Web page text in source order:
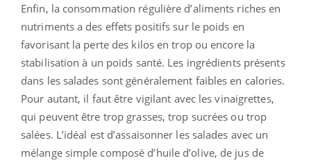
Enfin, la consommation régulière d’aliments riches en
nutriments a des effets positifs sur le poids en
favorisant la perte des kilos en trop ou encore la
stabilisation à un poids santé. Les ingrédients présents
dans les salades sont généralement faibles en calories.
Pour autant, il faut être vigilant avec les vinaigrettes,
qui peuvent être trop grasses, trop sucrées ou trop
salées. L’idéal est d’assaisonner les salades avec un
mélange simple composé d’huile d’olive, de jus de